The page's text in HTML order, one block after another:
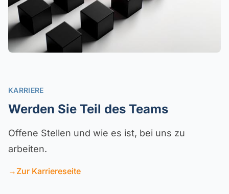
KARRIERE
Werden Sie Teil des Teams
Offene Stellen und wie es ist, bei uns zu
arbeiten.
→ Zur Karriereseite